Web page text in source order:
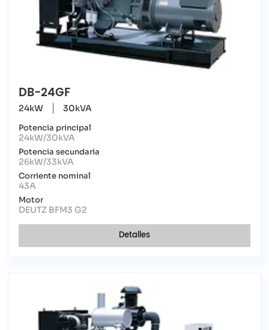
DB-24GF
24kW 30kVA
Potencia principal
24kW/30kVA
Potencia secundaria
26kW/33kVA
Corriente nominal
43A
Motor
DEUTZ BFM3 G2
Detalles